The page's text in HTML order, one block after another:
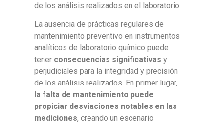
de los análisis realizados en el laboratorio.
La ausencia de prácticas regulares de
mantenimiento preventivo en instrumentos
analíticos de laboratorio químico puede
tener consecuencias significativas y
perjudiciales para la integridad y precisión
de los análisis realizados. En primer lugar,
la falta de mantenimiento puede
propiciar desviaciones notables en las
mediciones, creando un escenario